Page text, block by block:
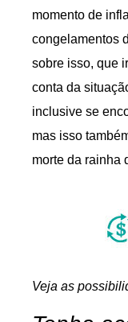
momento de
congelamentos
sobre isso, que
conta da
inclusive se
mas isso
morte da rainha
Veja as